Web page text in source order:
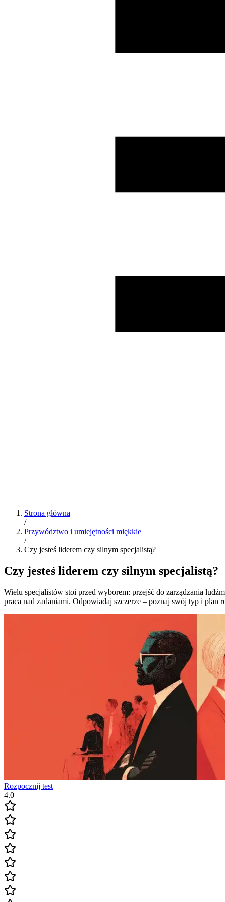
Strona główna
/
Przywództwo i umiejętności miękkie
/
Czy jesteś liderem czy silnym specjalistą?
Czy jesteś liderem czy silnym specjalistą?
Wielu specjalistów stoi przed wyborem: przejść do zarządzania
praca nad zadaniami. Odpowiadaj szczerze – poznaj swój typ i plan
Rozpocznij test
4.0